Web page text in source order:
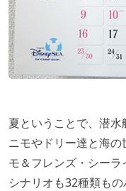
夏ということで、潜水
ニモやドリー達と海
モ＆フレンズ・シーラ
シナリオも32種類も